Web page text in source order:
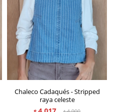
Chaleco Cadaqués - Stripped
raya celeste